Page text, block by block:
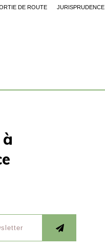
DE ROUTE JURISPRUDENCE